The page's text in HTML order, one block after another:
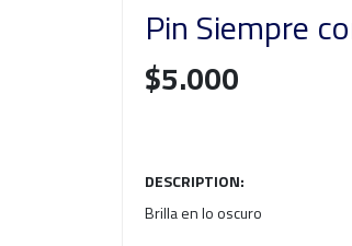
Pin Siempre
$5.000
DESCRIPTION:
Brilla en lo oscuro